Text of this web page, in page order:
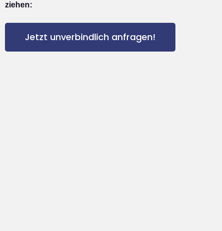
ziehen:
Jetzt unverbindlich anfragen!